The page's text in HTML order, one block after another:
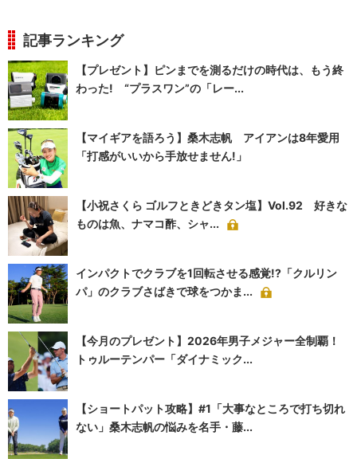
記事ランキング
【プレゼント】ピンまでを測るだけの時代は、もう終
わった! “プラスワン”の「レー...
【マイギアを語ろう】桑木志帆 アイアンは8年愛用
「打感がいいから手放せません!」
【小祝さくら ゴルフときどきタン塩】Vol.92 好きな
ものは魚、ナマコ酢、シャ...
インパクトでクラブを1回転させる感覚!?「クルリン
パ」のクラブさばきで球をつかま...
【今月のプレゼント】2026年男子メジャー全制覇！
トゥルーテンパー「ダイナミック...
【ショートパット攻略】#1「大事なところで打ち切れ
ない」桑木志帆の悩みを名手・藤...